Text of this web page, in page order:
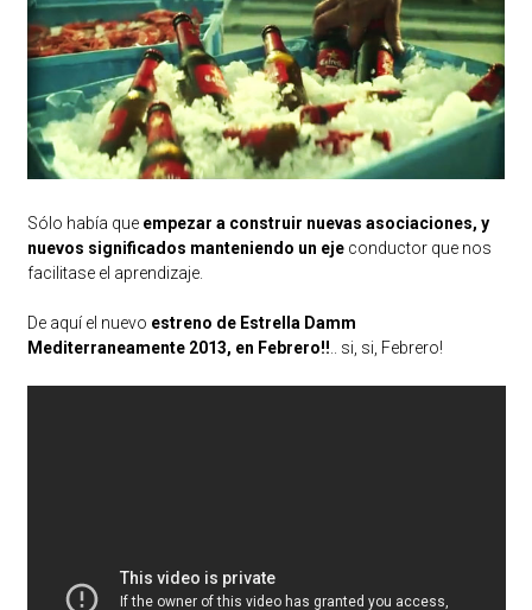
Sólo había que empezar a construir nuevas asociaciones, y
nuevos significados manteniendo un eje conductor que nos
facilitase el aprendizaje.
De aquí el nuevo estreno de Estrella Damm
Mediterraneamente 2013, en Febrero!! .. si, si, Febrero!